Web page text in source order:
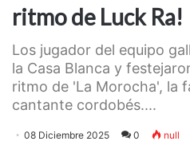
ritmo de Luck Ra!
Los jugador del equipo
la Casa Blanca y
ritmo de 'La Morocha', la
cantante cordobés....
08 Diciembre 2025 0 null